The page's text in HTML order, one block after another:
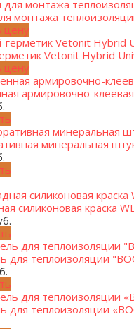
монтажа
цену
Vetonit Hybrid
цену
армировочно-
минеральная
силиконовая краска
для теплоизоляции
для теплоизоляции